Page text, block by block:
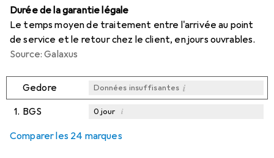
Durée de la garantie légale
Le temps moyen de traitement entre l'arrivée au point
de service et le retour chez le client, en jours ouvrables.
Source: Galaxus
Gedore Données insuffisantes i
1. BGS 0jour i
Comparer les 24 marques